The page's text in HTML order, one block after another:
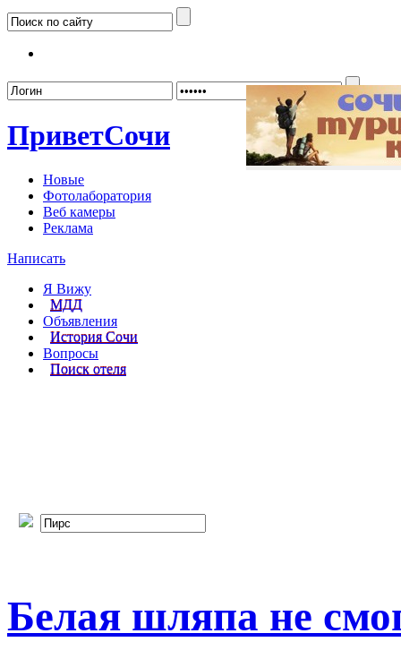
ПриветСочи
Новые
Фотолаборатория
Веб камеры
Реклама
Написать
Я Вижу
МДД
Объявления
История Сочи
Вопросы
Поиск отеля
Белая шляпа не